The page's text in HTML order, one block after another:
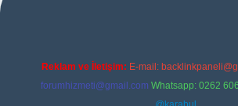
Reklam ve İletişim: E-mail:
forumhizmeti@gmail.com Whatsapp: 0262